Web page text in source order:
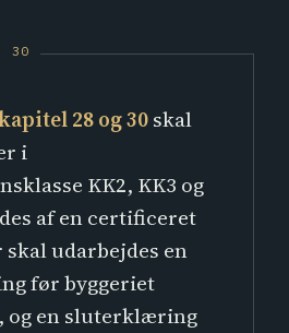
28 og 30skal
i
KK2, KK3 og
af en certificeret
udarbejdes en
før byggeriet
og en sluterklæring